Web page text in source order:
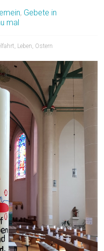
, Gebete in
mal
Leben Ostern